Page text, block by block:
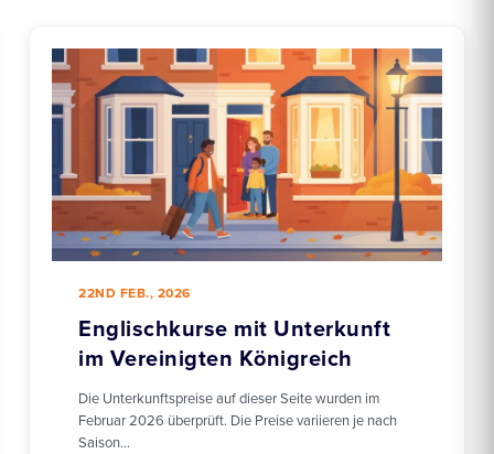
22ND FEB., 2026
Englischkurse mit Unterkunft
im Vereinigten Königreich
Die Unterkunftspreise auf dieser Seite wurden im
Februar 2026 überprüft. Die Preise variieren je nach
Saison…